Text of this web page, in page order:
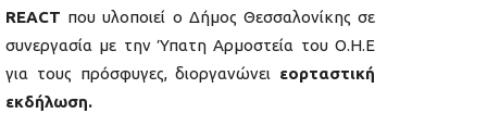
REACT που υλοποιεί ο Δήμος Θεσσαλονίκης σε
συνεργασία με την Ύπατη Αρμοστεία του O.H.E
για τους πρόσφυγες, διοργανώνει εορταστική
εκδήλωση.